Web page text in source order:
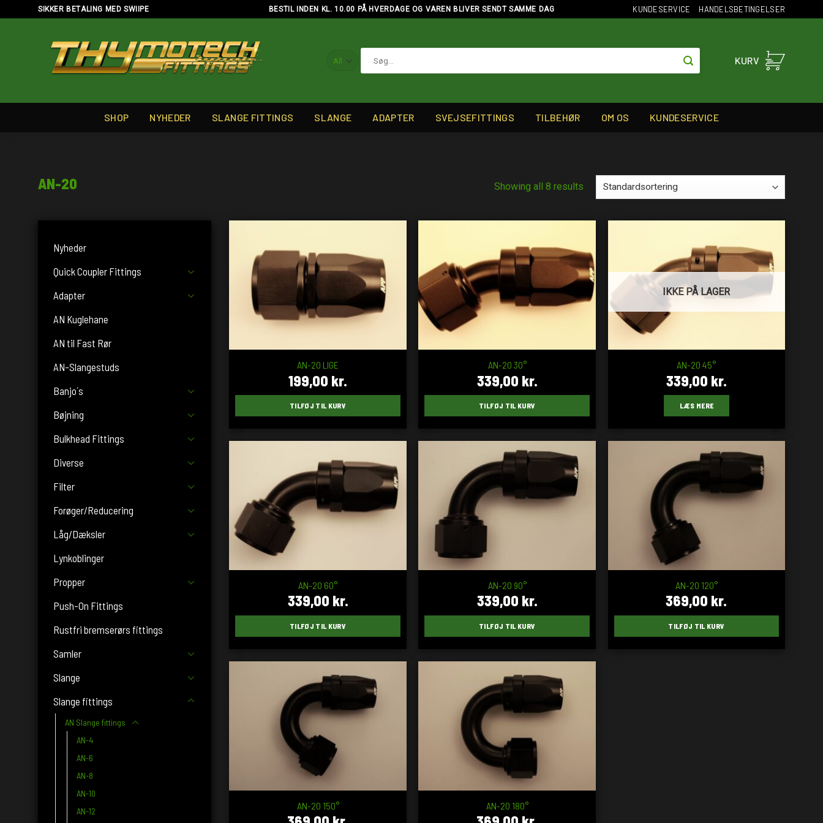
to
SIKKER BETALING MED SWIIPE BESTIL INDEN KL. 10.00 PÅ HVERDAGE OG VAREN BLIVER SENDT SAMME DAG KUNDESERVICE HANDELSBETINGELSER
efter:
KURV
SHOP NYHEDER SLANGE FITTINGS SLANGE ADAPTER SVEJSEFITTINGS TILBEHØR OM OS KUNDESERVICE
AN-20 Showing all 8 results
Nyheder
Quick Coupler Fittings
Adapter
AN Kuglehane
AN til Fast Rør
AN-Slangestuds
Banjo´s
Bøjning
Bulkhead Fittings
Diverse
Filter
Forøger/Reducering
Låg/Dæksler
Lynkoblinger
Propper
Push-On Fittings
Rustfri bremserørs fittings
Samler
Slange
Slange fittings
AN Slange fittings
AN-4
AN-6
AN-8
AN-10
AN-12
AN-20 LIGE
199,00 kr.
TILFØJ TIL KURV
AN-20 30°
339,00 kr.
TILFØJ TIL KURV
IKKE PÅ LAGER
AN-20 45°
339,00 kr.
LÆS MERE
AN-20 60°
339,00 kr.
TILFØJ TIL KURV
AN-20 90°
339,00 kr.
TILFØJ TIL KURV
AN-20 120°
369,00 kr.
TILFØJ TIL KURV
AN-20 150° AN-20 180°